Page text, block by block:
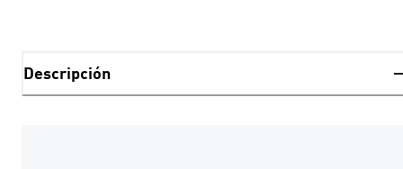
Descripción